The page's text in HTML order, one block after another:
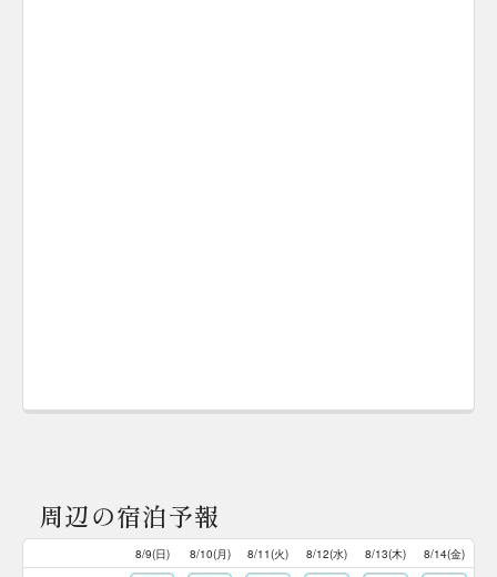
周辺の宿泊予報
8/9(日) 8/10(月) 8/11(火) 8/12(水) 8/13(木) 8/14(金)